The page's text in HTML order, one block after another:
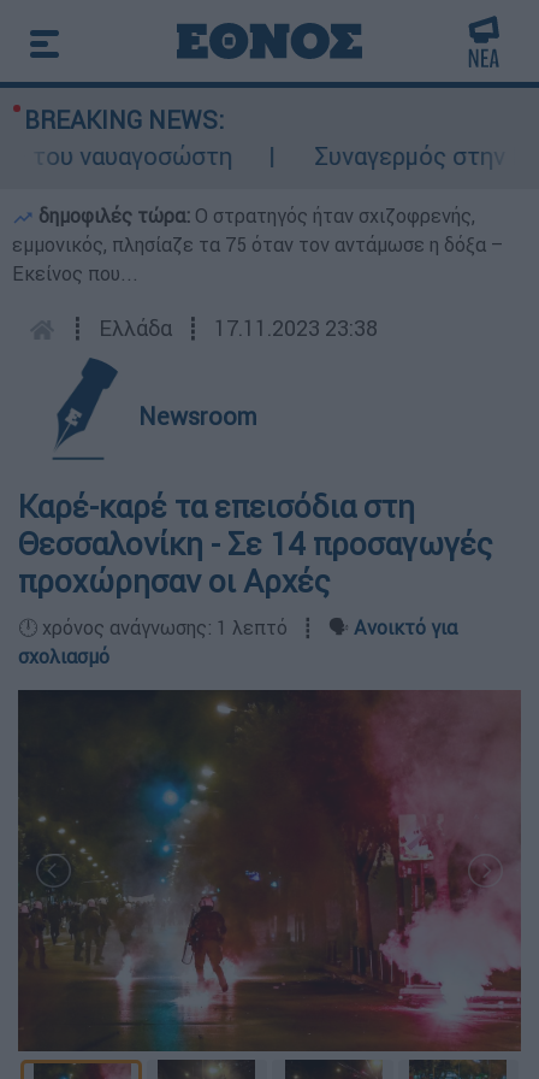
BREAKING NEWS:
ναυαγοσώστη
Συναγερμός στην
δημοφιλές τώρα: O στρατηγός ήταν σχιζοφρενής,
εμμονικός, πλησίαζε τα 75 όταν τον αντάμωσε η δόξα –
Εκείνος που...
┋ Ελλάδα ┋ 17.11.2023 23:38
Newsroom
Καρέ-καρέ τα επεισόδια στη
Θεσσαλονίκη - Σε 14 προσαγωγές
προχώρησαν οι Αρχές
🕛 χρόνος ανάγνωσης: 1 λεπτό ┋ 🗣️ Ανοικτό για
σχολιασμό